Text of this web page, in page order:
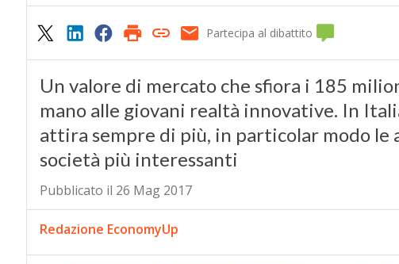
Partecipa al dibattito
Un valore di mercato che sfiora i 185
mano alle giovani realtà innovative. In
attira sempre di più, in particolar modo le
società più interessanti
Pubblicato il 26 Mag 2017
Redazione EconomyUp